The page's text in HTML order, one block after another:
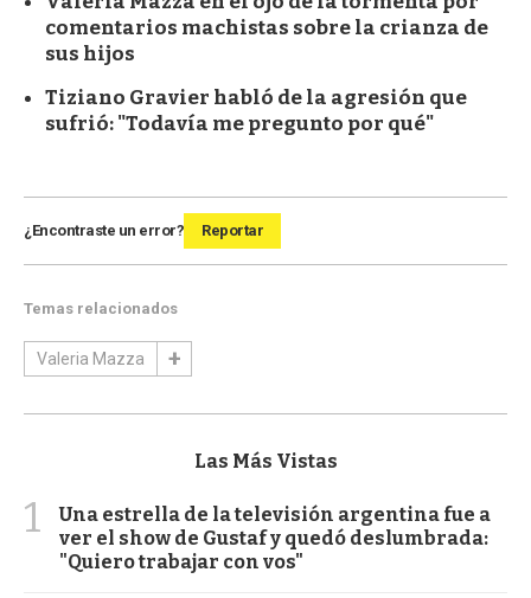
comentarios machistas sobre la crianza de
sus hijos
Tiziano Gravier habló de la agresión que
sufrió: "Todavía me pregunto por qué"
¿Encontraste un error? Reportar
Temas relacionados
Valeria Mazza
Las Más Vistas
1
Una estrella de la televisión argentina fue a
ver el show de Gustaf y quedó deslumbrada:
"Quiero trabajar con vos"